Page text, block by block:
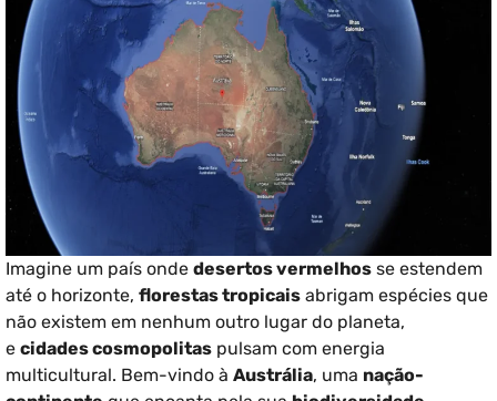
Imagine um país onde desertos vermelhos se estendem
até o horizonte, florestas tropicais abrigam espécies que
não existem em nenhum outro lugar do planeta,
e cidades cosmopolitas pulsam com energia
multicultural. Bem-vindo à Austrália, uma nação-